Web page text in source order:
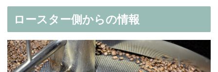
ロースター側からの情報